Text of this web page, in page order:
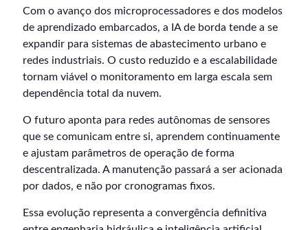
Com o avanço dos microprocessadores e dos modelos
de aprendizado embarcados, a IA de borda tende a se
expandir para sistemas de abastecimento urbano e
redes industriais. O custo reduzido e a escalabilidade
tornam viável o monitoramento em larga escala sem
dependência total da nuvem.
O futuro aponta para redes autônomas de sensores
que se comunicam entre si, aprendem continuamente
e ajustam parâmetros de operação de forma
descentralizada. A manutenção passará a ser acionada
por dados, e não por cronogramas fixos.
Essa evolução representa a convergência definitiva